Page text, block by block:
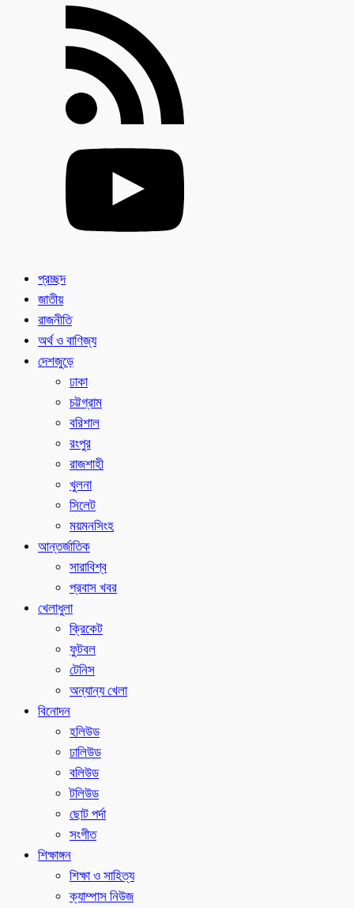
প্রচ্ছদ
জাতীয়
রাজনীতি
অর্থ ও বাণিজ্য
দেশজুড়ে
ঢাকা
চট্টগ্রাম
বরিশাল
রংপুর
রাজশাহী
খুলনা
সিলেট
ময়মনসিংহ
আন্তর্জাতিক
সারাবিশ্ব
প্রবাস খবর
খেলাধুলা
ক্রিকেট
ফুটবল
টেনিস
অন্যান্য খেলা
বিনোদন
হলিউড
ঢালিউড
বলিউড
টলিউড
ছোট পর্দা
সংগীত
শিক্ষাঙ্গন
শিক্ষা ও সাহিত্য
ক্যাম্পাস নিউজ